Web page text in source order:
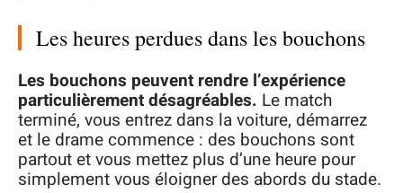
Les heures perdues dans les bouchons
Les bouchons peuvent rendre l’expérience
particulièrement désagréables. Le match
terminé, vous entrez dans la voiture, démarrez
et le drame commence : des bouchons sont
partout et vous mettez plus d’une heure pour
simplement vous éloigner des abords du stade.